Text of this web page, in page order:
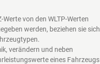
von den WLTP-Werten
werden, beziehen sie sich
verändern und neben
eines Fahrzeugs